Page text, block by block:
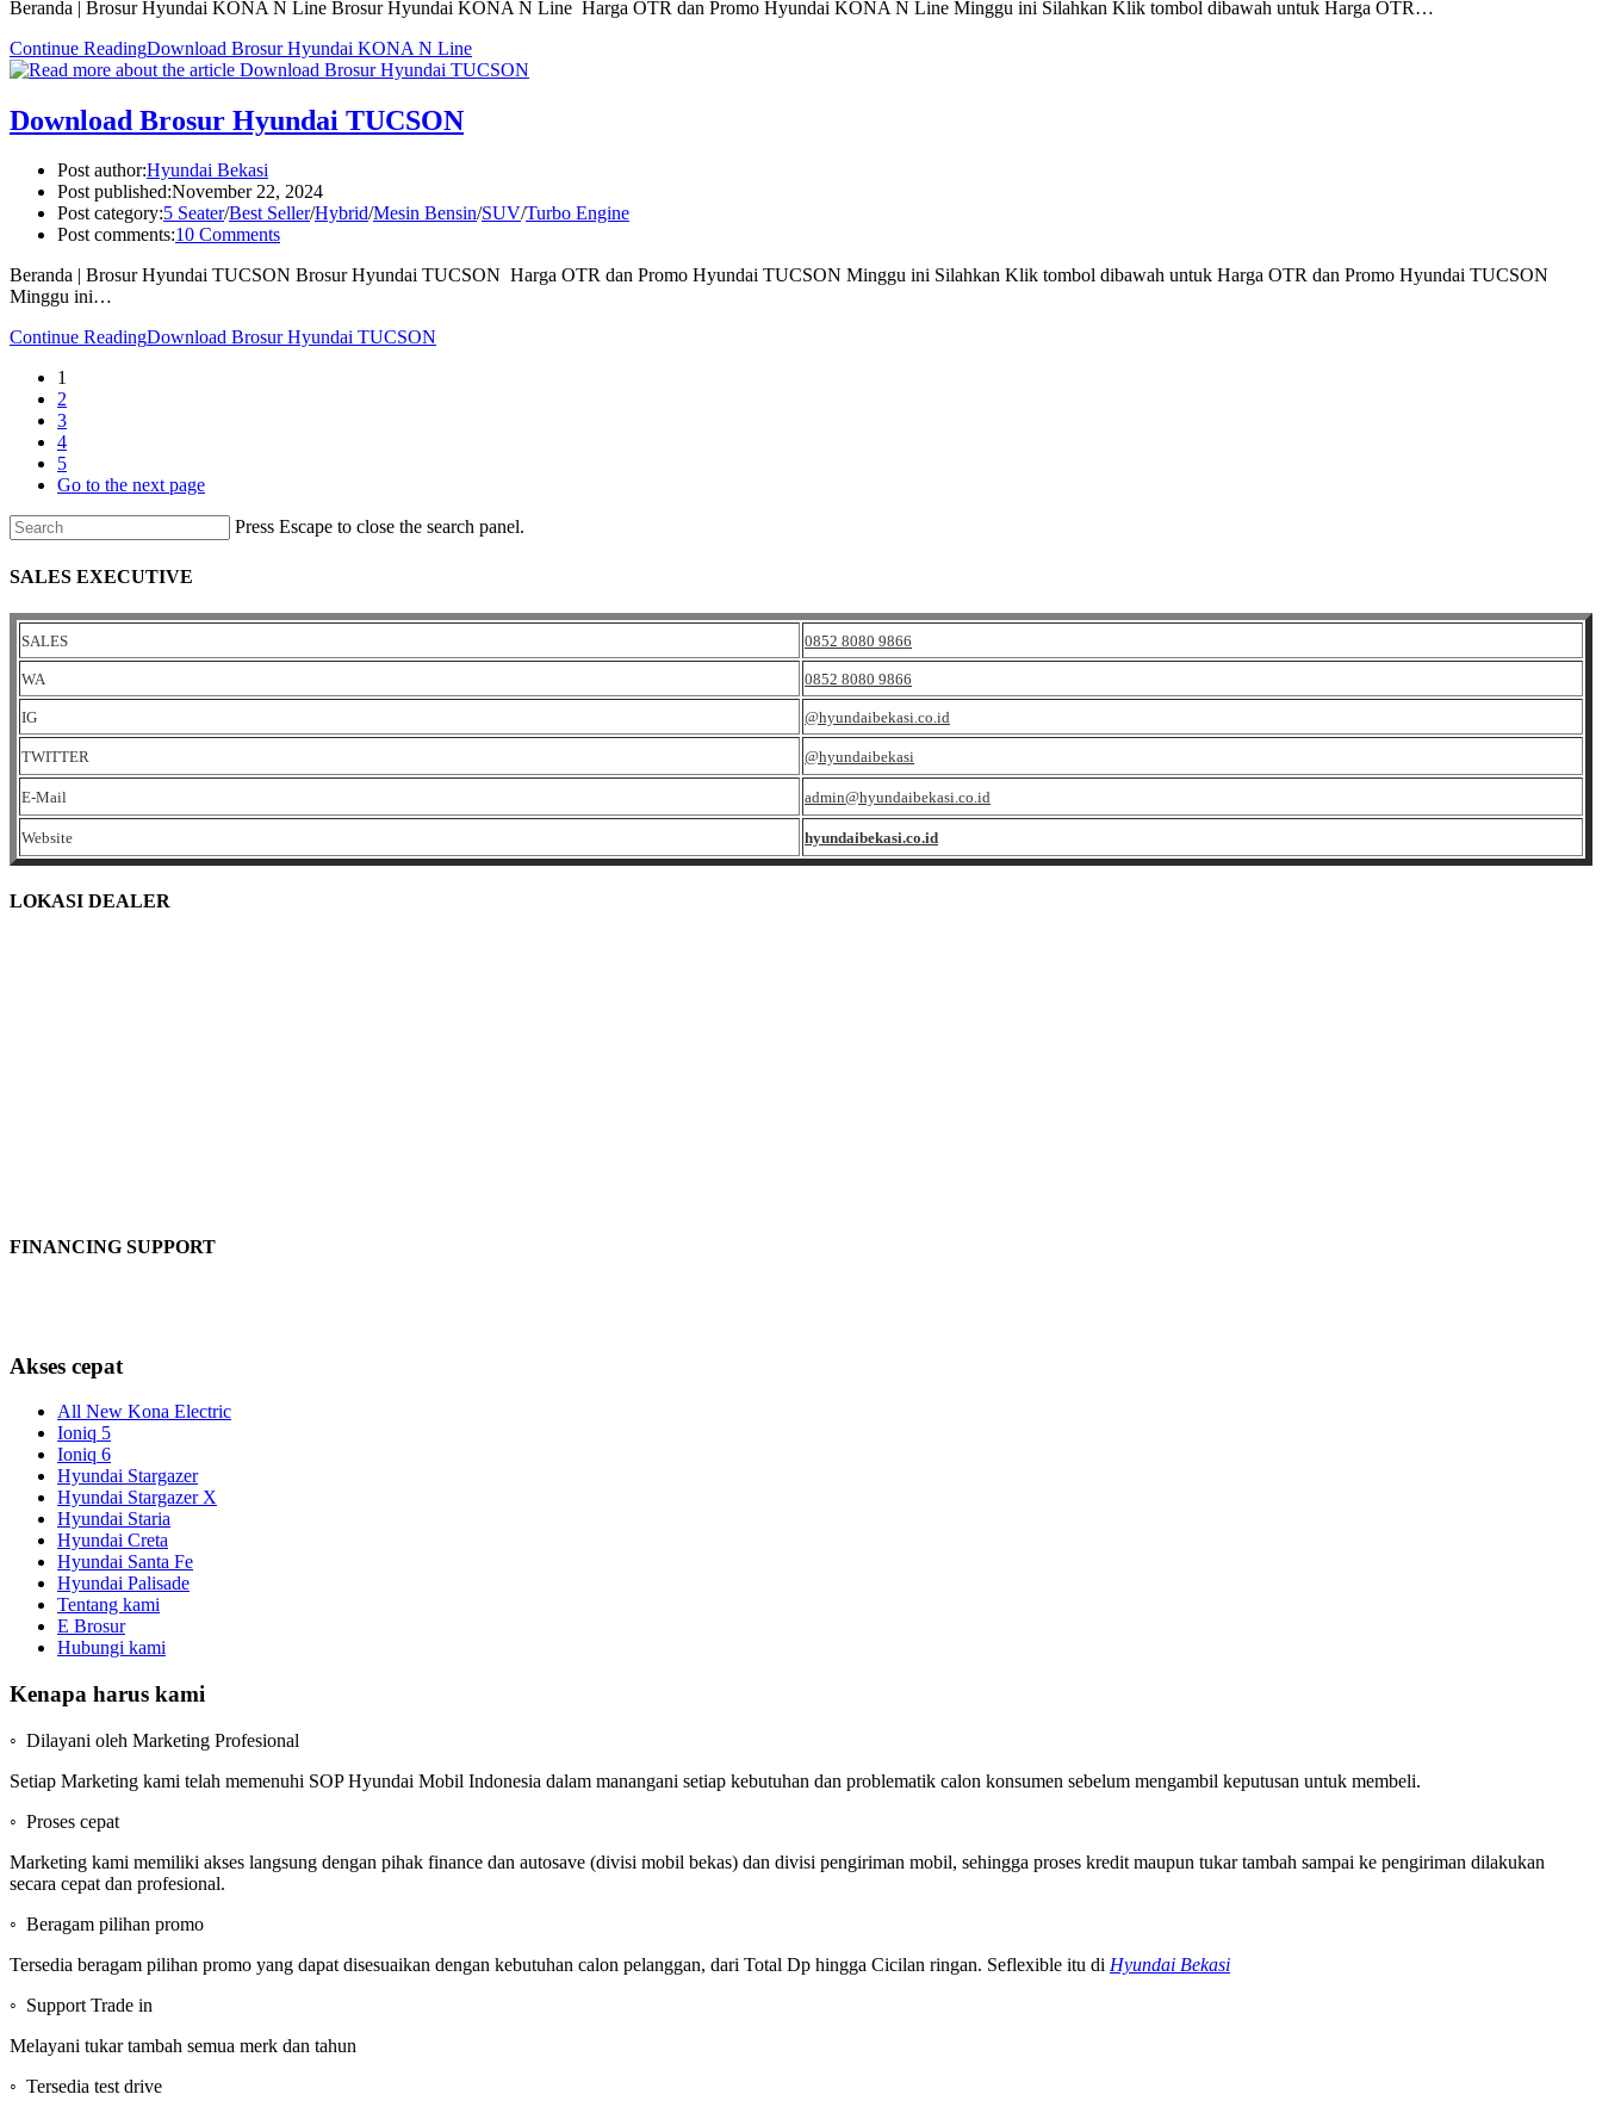
Beranda | Brosur Hyundai KONA N Line Brosur Hyundai KONA N Line Harga OTR dan Promo Hyundai KONA N Line Minggu ini Silahkan Klik tombol dibawah untuk Harga OTR…
Continue ReadingDownload Brosur Hyundai KONA N Line
Download Brosur Hyundai TUCSON
Post author:Hyundai Bekasi
Post published:November 22, 2024
Post category:5 Seater/Best Seller/Hybrid/Mesin Bensin/SUV/Turbo Engine
Post comments:10 Comments
Beranda | Brosur Hyundai TUCSON Brosur Hyundai TUCSON Harga OTR dan Promo Hyundai TUCSON Minggu ini Silahkan Klik tombol dibawah untuk Harga OTR dan Promo Hyundai TUCSON
Minggu ini…
Continue ReadingDownload Brosur Hyundai TUCSON
1
2
3
4
5
Go to the next page
Press Escape to close the search panel.
SALES EXECUTIVE
SALES 0852 8080 9866
WA 0852 8080 9866
IG @hyundaibekasi.co.id
TWITTER @hyundaibekasi
E-Mail admin@hyundaibekasi.co.id
Website hyundaibekasi.co.id
LOKASI DEALER
FINANCING SUPPORT
Akses cepat
All New Kona Electric
Ioniq 5
Ioniq 6
Hyundai Stargazer
Hyundai Stargazer X
Hyundai Staria
Hyundai Creta
Hyundai Santa Fe
Hyundai Palisade
Tentang kami
E Brosur
Hubungi kami
Kenapa harus kami
◦ Dilayani oleh Marketing Profesional
Setiap Marketing kami telah memenuhi SOP Hyundai Mobil Indonesia dalam manangani setiap kebutuhan dan problematik calon konsumen sebelum mengambil keputusan untuk membeli.
◦ Proses cepat
Marketing kami memiliki akses langsung dengan pihak finance dan autosave (divisi mobil bekas) dan divisi pengiriman mobil, sehingga proses kredit maupun tukar tambah sampai ke pengiriman dilakukan
secara cepat dan profesional.
◦ Beragam pilihan promo
Tersedia beragam pilihan promo yang dapat disesuaikan dengan kebutuhan calon pelanggan, dari Total Dp hingga Cicilan ringan. Seflexible itu di Hyundai Bekasi
◦ Support Trade in
Melayani tukar tambah semua merk dan tahun
◦ Tersedia test drive